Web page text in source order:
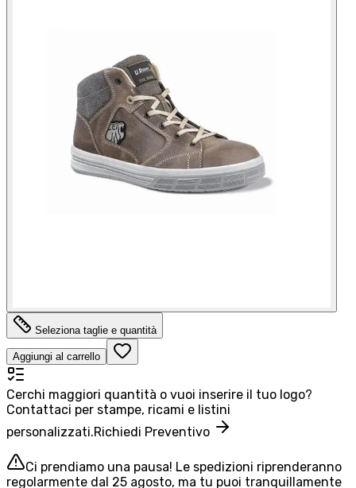
Seleziona taglie e quantità
Aggiungi al carrello
Cerchi maggiori quantità o vuoi inserire il tuo logo?
Contattaci per stampe, ricami e listini
personalizzati.Richiedi Preventivo
Ci prendiamo una pausa! Le spedizioni riprenderanno
regolarmente dal 25 agosto, ma tu puoi tranquillamente